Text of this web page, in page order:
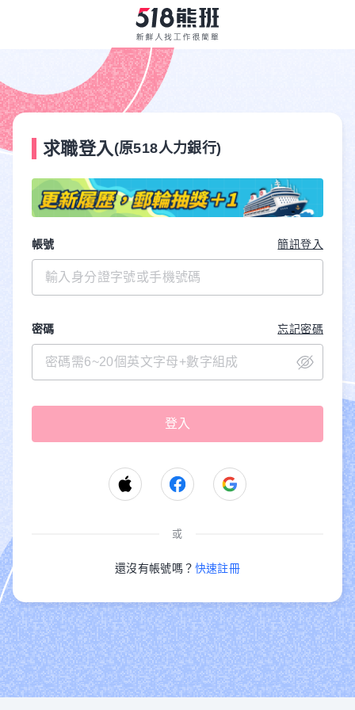
求職登入 (原518人力銀行)
帳號 簡訊登入
密碼 忘記密碼
或
還沒有帳號嗎？ 快速註冊